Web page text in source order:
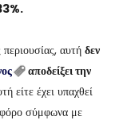
αυτή δεν
αποδείξει την
είτε έχει υπαχθεί
φόρο σύμφωνα με